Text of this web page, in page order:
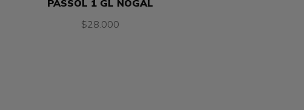
PASSOL 1 GL NOGAL
$28.000